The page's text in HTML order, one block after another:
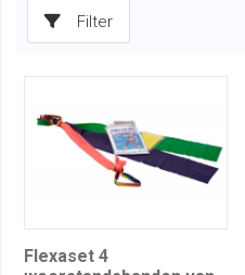
Filter
Flexaset 4